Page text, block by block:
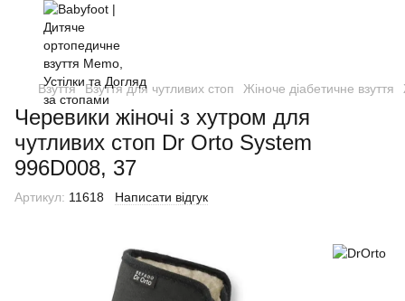
Взуття Взуття для чутливих стоп Жіноче діабетичне взуття
Черевики жіночі з хутром для
чутливих стоп Dr Orto System
996D008, 37
Артикул: 11618 Написати відгук